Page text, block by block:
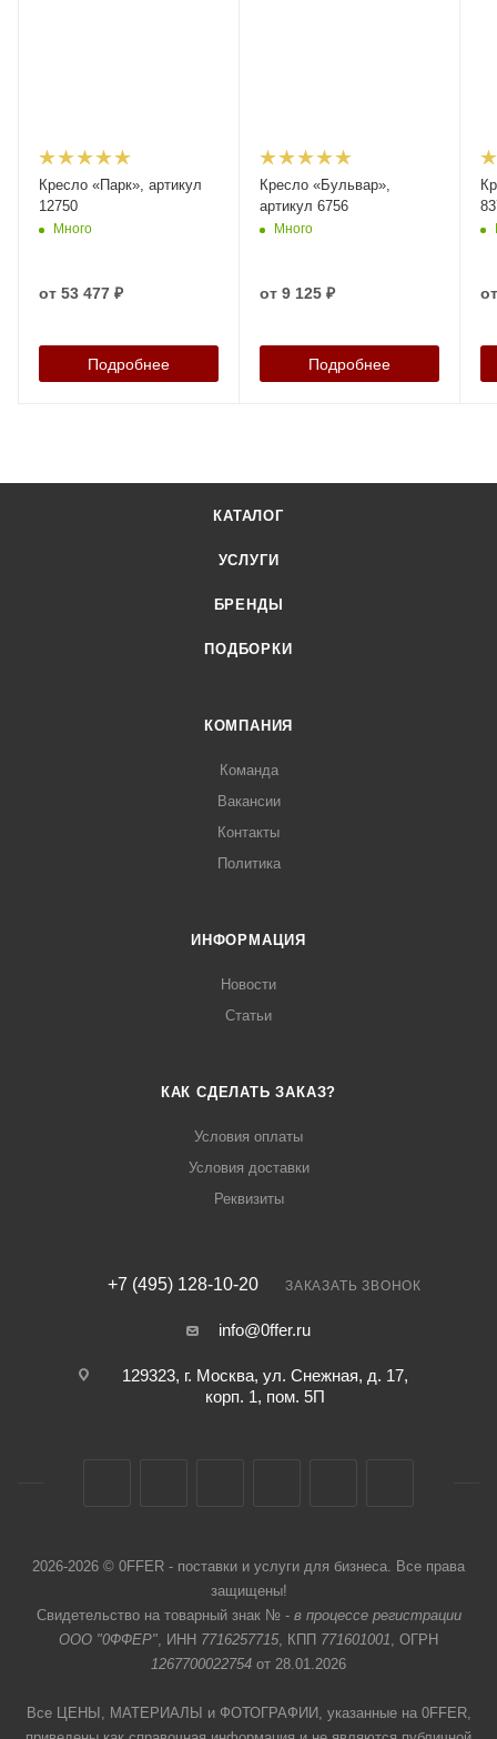
Кресло «Парк», артикул
12750
Много
от 53 477 ₽
Подробнее
Кресло «Бульвар»,
артикул 6756
Много
от 9 125 ₽
Подробнее
КАТАЛОГ
УСЛУГИ
БРЕНДЫ
ПОДБОРКИ
КОМПАНИЯ
Команда
Вакансии
Контакты
Политика
ИНФОРМАЦИЯ
Новости
Статьи
КАК СДЕЛАТЬ ЗАКАЗ?
Условия оплаты
Условия доставки
Реквизиты
+7 (495) 128-10-20 ЗАКАЗАТЬ ЗВОНОК
info@0ffer.ru
129323, г. Москва, ул. Снежная, д. 17,
корп. 1, пом. 5П
2026-2026 © 0FFER - поставки и услуги для бизнеса. Все права
защищены!
Свидетельство на товарный знак № - в процессе регистрации
ООО "0ФФЕР", ИНН 7716257715, КПП 771601001, ОГРН
1267700022754 от 28.01.2026
Все ЦЕНЫ, МАТЕРИАЛЫ и ФОТОГРАФИИ, указанные на 0FFER,